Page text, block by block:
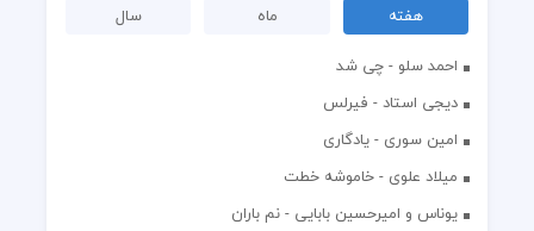
هفته ماه
سال
احمد سلو - چی شد
دیجی استاد - فیرلس
امین سوری - یادگاری
میلاد علوی - خاموشه خطت
یوناس و امیرحسین بابایی - نم باران